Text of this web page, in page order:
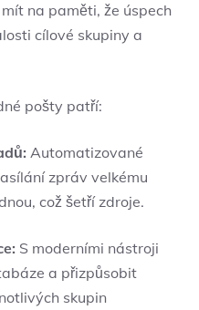
na paměti, že úspech
cílové skupiny a
pošty patří:
Automatizované
zpráv velkému
což šetří zdroje.
S moderními nástroji
a přizpůsobit
skupin